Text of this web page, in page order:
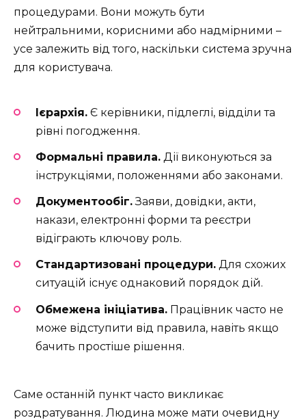
процедурами. Вони можуть бути
нейтральними, корисними або надмірними –
усе залежить від того, наскільки система зручна
для користувача.
Ієрархія. Є керівники, підлеглі, відділи та
рівні погодження.
Формальні правила. Дії виконуються за
інструкціями, положеннями або законами.
Документообіг.Заяви, довідки, акти,
накази, електронні форми та реєстри
відіграють ключову роль.
Стандартизовані процедури. Для схожих
ситуацій існує однаковий порядок дій.
Обмежена ініціатива. Працівник часто не
може відступити від правила, навіть якщо
бачить простіше рішення.
Саме останній пункт часто викликає
роздратування. Людина може мати очевидну